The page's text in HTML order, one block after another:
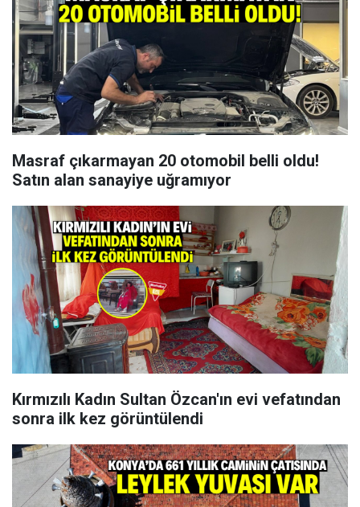
Masraf çıkarmayan 20 otomobil belli oldu!
Satın alan sanayiye uğramıyor
Kırmızılı Kadın Sultan Özcan'ın evi vefatından
sonra ilk kez görüntülendi